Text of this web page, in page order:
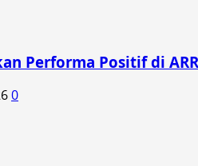
Performa Positif di
0